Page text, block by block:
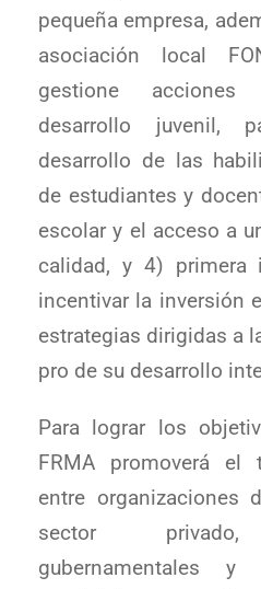
pequeña empresa,
asociación local
gestione acciones
desarrollo juvenil,
desarrollo de las
de estudiantes y
escolar y el acceso a
calidad, y 4) primera
incentivar la inversión
estrategias dirigidas a
pro de su desarrollo
Para lograr los
FRMA promoverá el
entre organizaciones
sector privado,
gubernamentales